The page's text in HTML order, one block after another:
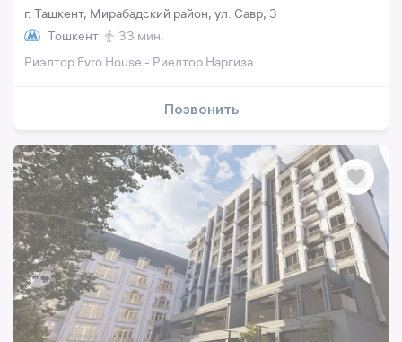
г. Ташкент, Мирабадский район, ул. Савр, 3
Тошкент
33 мин.
Риэлтор Evro House - Риелтор Наргиза
Позвонить